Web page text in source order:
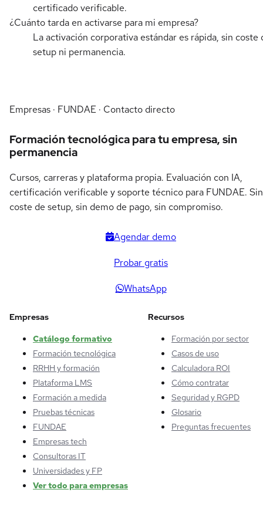
certificado verificable.
¿Cuánto tarda en activarse para mi empresa?
La activación corporativa estándar es rápida, sin coste
setup ni permanencia.
Empresas · FUNDAE · Contacto directo
Formación tecnológica para tu empresa, sin
permanencia
Cursos, carreras y plataforma propia. Evaluación con IA,
certificación verificable y soporte técnico para FUNDAE. Sin
coste de setup, sin demo de pago, sin compromiso.
Agendar demo
Probar gratis
WhatsApp
Empresas
Catálogo formativo
Formación tecnológica
RRHH y formación
Plataforma LMS
Formación a medida
Pruebas técnicas
FUNDAE
Empresas tech
Consultoras IT
Universidades y FP
Ver todo para empresas
Recursos
Formación por sector
Casos de uso
Calculadora ROI
Cómo contratar
Seguridad y RGPD
Glosario
Preguntas frecuentes